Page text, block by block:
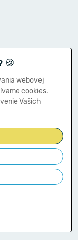
🍪
webovej
cookies.
Vašich